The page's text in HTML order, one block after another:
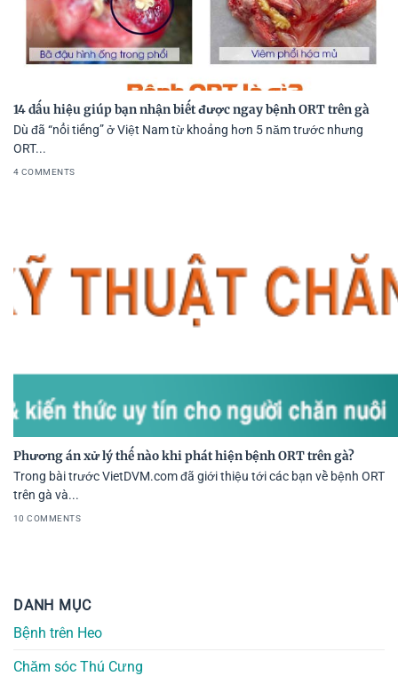
14 dấu hiệu giúp bạn nhận biết được ngay bệnh ORT trên gà
Dù đã “nổi tiếng” ở Việt Nam từ khoảng hơn 5 năm trước nhưng
ORT...
4 COMMENTS
Phương án xử lý thế nào khi phát hiện bệnh ORT trên gà?
Trong bài trước VietDVM.com đã giới thiệu tới các bạn về bệnh ORT
trên gà và...
10 COMMENTS
DANH MỤC
Bệnh trên Heo
Chăm sóc Thú Cưng